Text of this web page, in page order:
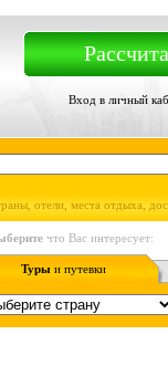
Вход в личный
отели, места отдыха,
что Вас интересует:
Туры и путевки